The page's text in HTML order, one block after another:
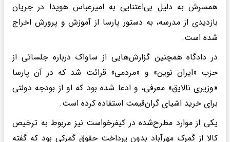
همسرش به دلیل بی‌اعتنایی به امیرعباس هویدا در جریان
بازدیدی از مدرسه، به دستور پارسا از آموزش و پرورش اخراج
شده است.
در دادگاه همچنین گزارش‌هایی از ساواک درباره جلساتی از
حزب «ایران نوین» و «مردمی» قرائت شد که در آن‌ پارسا
«وزیری نالایق» معرفی، و ادعا شده بود که او از بودجه دولتی
برای خرید اشیای گران‌قیمت استفاده کرده است.
یکی از موارد مطرح‌شده در کیفرخواست نیز مربوط به ترخیص
کالا از گمرک مهرآباد بدون پرداخت حقوق گمرکی بود که گفته